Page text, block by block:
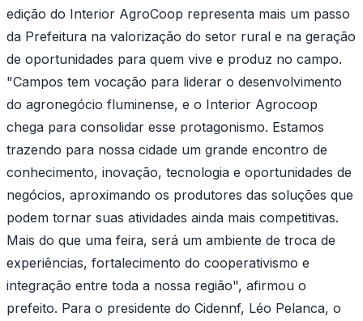
edição do Interior AgroCoop representa mais um passo
da Prefeitura na valorização do setor rural e na geração
de oportunidades para quem vive e produz no campo.
"Campos tem vocação para liderar o desenvolvimento
do agronegócio fluminense, e o Interior Agrocoop
chega para consolidar esse protagonismo. Estamos
trazendo para nossa cidade um grande encontro de
conhecimento, inovação, tecnologia e oportunidades de
negócios, aproximando os produtores das soluções que
podem tornar suas atividades ainda mais competitivas.
Mais do que uma feira, será um ambiente de troca de
experiências, fortalecimento do cooperativismo e
integração entre toda a nossa região", afirmou o
prefeito. Para o presidente do Cidennf, Léo Pelanca, o